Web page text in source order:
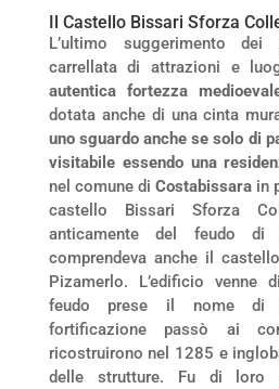
Il Castello Bissari Sforza
L’ultimo suggerimento
carrellata di attrazioni e
autentica fortezza
dotata anche di una cinta
uno sguardo anche se solo di
visitabile essendo una
nel comune di Costabissarain
castello Bissari Sforza
anticamente del feudo di
comprendeva anche il
Pizamerlo. L’edificio venne
feudo prese il nome di
fortificazione passò ai
ricostruirono nel 1285 e
delle strutture. Fu di loro